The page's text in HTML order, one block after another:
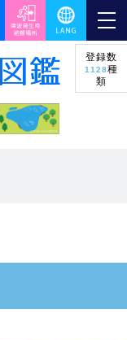
登録数
1128種
類